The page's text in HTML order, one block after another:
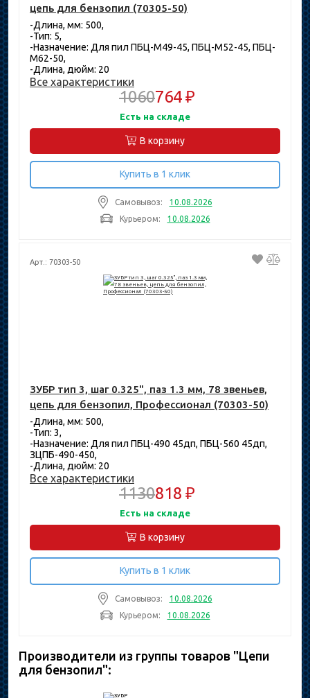
цепь для бензопил (70305-50)
-Длина, мм: 500,
-Тип: 5,
-Назначение: Для пил ПБЦ-М49-45, ПБЦ-М52-45, ПБЦ-
М62-50,
-Длина, дюйм: 20
Все характеристики
1060764 ₽
Есть на складе
В корзину
Купить в 1 клик
Самовывоз:
10.08.2026
Курьером:
10.08.2026
Арт.: 70303-50
ЗУБР тип 3, шаг 0.325", паз 1.3 мм, 78 звеньев,
цепь для бензопил, Профессионал (70303-50)
-Длина, мм: 500,
-Тип: 3,
-Назначение: Для пил ПБЦ-490 45дп, ПБЦ-560 45дп,
ЗЦПБ-490-450,
-Длина, дюйм: 20
Все характеристики
1130818 ₽
Есть на складе
В корзину
Купить в 1 клик
Самовывоз:
10.08.2026
Курьером:
10.08.2026
Производители из группы товаров "Цепи
для бензопил":